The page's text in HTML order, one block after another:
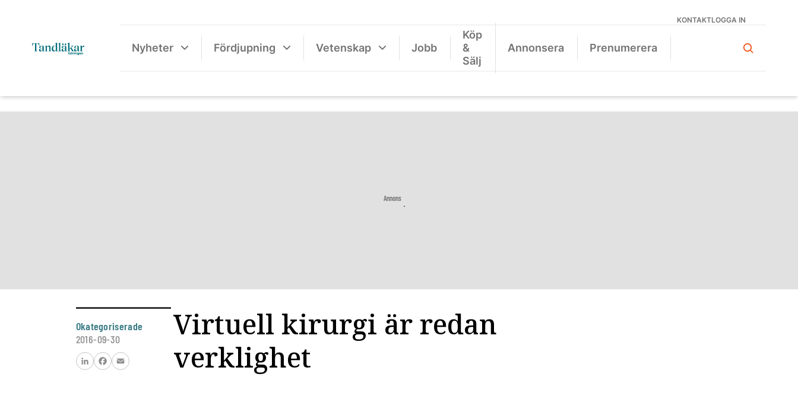
KONTAKTLOGGA IN
Nyheter Fördjupning Vetenskap Jobb
Köp
&
Sälj
Annonsera Prenumerera
Annons
Okategoriserade
2016-09-30
FacebookEmail
Virtuell kirurgi är redan
verklighet